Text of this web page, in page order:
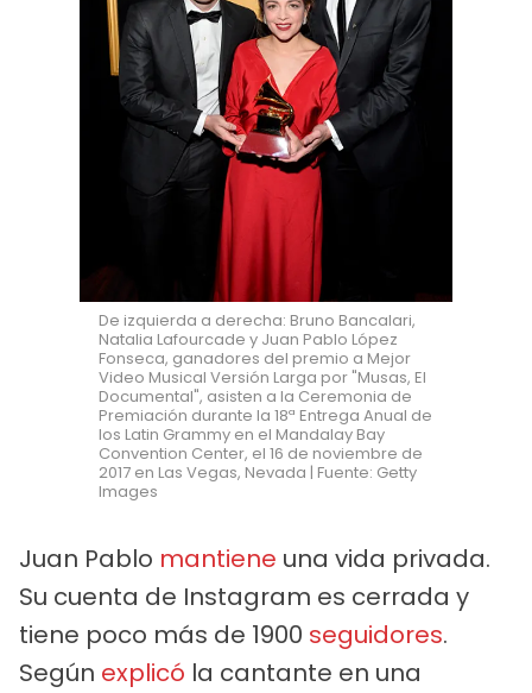
De izquierda a derecha: Bruno Bancalari,
Natalia Lafourcade y Juan Pablo López
Fonseca, ganadores del premio a Mejor
Video Musical Versión Larga por "Musas, El
Documental", asisten a la Ceremonia de
Premiación durante la 18ª Entrega Anual de
los Latin Grammy en el Mandalay Bay
Convention Center, el 16 de noviembre de
2017 en Las Vegas, Nevada | Fuente: Getty
Images
Juan Pablo mantiene una vida privada.
Su cuenta de Instagram es cerrada y
tiene poco más de 1900 seguidores.
Según explicó la cantante en una